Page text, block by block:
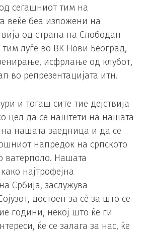
сегашниот тим на
веќе беа изложени на
од страна на Слободан
луѓе во ВК Нови Београд,
исфрлање од клубот,
во репрезентацијата итн.
и тогаш сите тие дејствија
цел да се наштети на нашата
на нашата заедница и да се
напредок на српското
ватерполо. Нашата
најтрофејна
Србија, заслужува
достоен за сè за што се
години, некој што ќе ги
ќе се залага за нас, ќе